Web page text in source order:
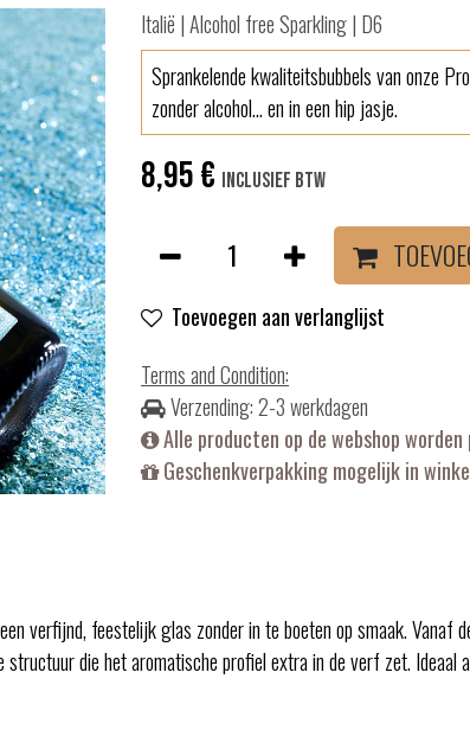
Italië | Alcohol free Sparkling | D6
Sprankelende kwaliteitsbubbels van onze
zonder alcohol... en in een hip jasje.
8,95€ Inclusief btw
Toevoegen aan verlanglijst
Terms and Condition:
Verzending: 2-3 werkdagen
Alle producten op de webshop
Geschenkverpakking mogelijk in
verfijnd, feestelijk glas zonder in te boeten op smaak. Vanaf
die het aromatische profiel extra in de verf zet. Ideaal